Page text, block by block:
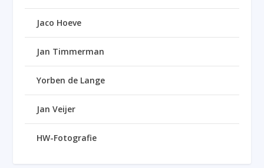
Jaco Hoeve
Jan Timmerman
Yorben de Lange
Jan Veijer
HW-Fotografie